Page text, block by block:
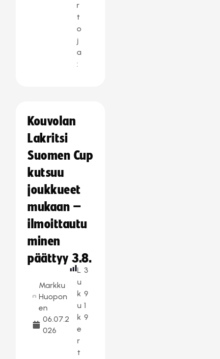
r
t
o
j
a
:
Kouvolan
Lakritsi
Suomen Cup
kutsuu
joukkueet
mukaan –
ilmoittautu
minen
päättyy 3.8.
Markku
Huopon
en
06.07.2
026
L
u
k
u
k
e
r
t
3
9
1
9